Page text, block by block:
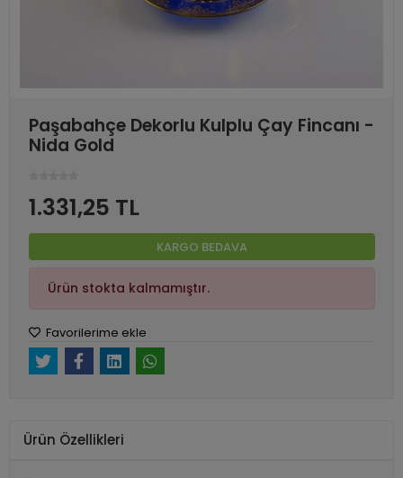
Paşabahçe Dekorlu Kulplu Çay Fincanı -
Nida Gold
1.331,25 TL
KARGO BEDAVA
Ürün stokta kalmamıştır.
Favorilerime ekle
Ürün Özellikleri